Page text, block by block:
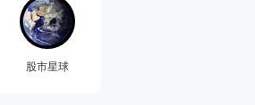
股市星球